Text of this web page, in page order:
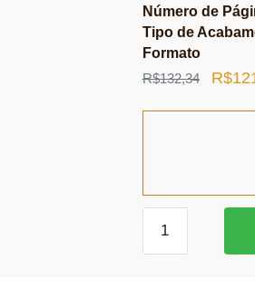
Número de
Tipo de
Formato
R$132,34
O
R$
Jurídica